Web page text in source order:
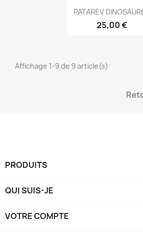
Aperçu
PATAREV
25,00 €
Affichage 1-9 de 9 article(s)
PRODUITS
QUI SUIS-JE
VOTRE COMPTE